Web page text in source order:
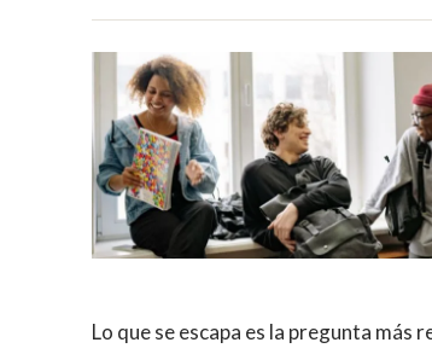
Lo que se escapa es la pregunta más